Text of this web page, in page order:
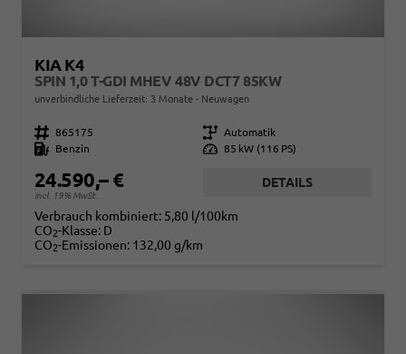
KIA K4
SPIN 1,0 T-GDI MHEV 48V DCT7 85KW
unverbindliche Lieferzeit: 3 Monate Neuwagen
Fahrzeugnr. 865175 Getriebe Automatik
Kraftstoff
Benzin Leistung 85 kW (116 PS)
24.590,– €
incl. 19% MwSt.
DETAILS
Verbrauch kombiniert: 5,80 l/100km
CO2-Klasse: D
CO2-Emissionen: 132,00 g/km